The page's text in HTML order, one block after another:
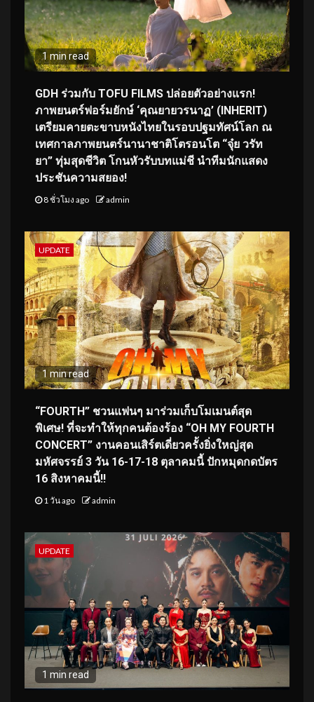
1 min read
GDH ร่วมกับ TOFU FILMS ปล่อยตัวอย่างแรก!
ภาพยนตร์ฟอร์มยักษ์ ‘คุณยายวรนาฏ’ (INHERIT)
เตรียมคายตะขาบหนังไทยในรอบปฐมทัศน์โลก ณ
เทศกาลภาพยนตร์นานาชาติโตรอนโต “จุ๋ย วรัท
ยา” ทุ่มสุดชีวิต โกนหัวรับบทแม่ชี นำทีมนักแสดง
ประชันความสยอง!
8 ชั่วโมง ago admin
UPDATE
1 min read
“FOURTH” ชวนแฟนๆ มาร่วมเก็บโมเมนต์สุด
พิเศษ! ที่จะทำให้ทุกคนต้องร้อง “OH MY FOURTH
CONCERT” งานคอนเสิร์ตเดี่ยวครั้งยิ่งใหญ่สุด
มหัศจรรย์ 3 วัน 16-17-18 ตุลาคมนี้ ปักหมุดกดบัตร
16 สิงหาคมนี้!!
1 วัน ago admin
UPDATE
1 min read